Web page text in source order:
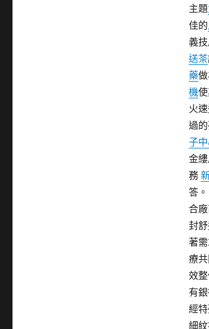
主題
佳的
義
送茶
藥
機
火
過
子
金
務
答。
合
封
著
療
效
有
經
細